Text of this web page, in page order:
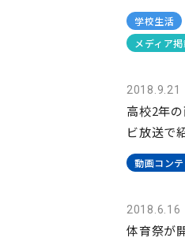
学校生活
メディア
2018.9.21
高校2年
ビ放送で
動画コン
2018.6.16
体育祭が